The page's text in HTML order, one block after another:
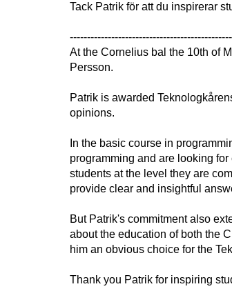
Tack Patrik för att du inspirerar
At the Cornelius bal the 10th of
Persson.
Patrik is awarded
opinions.
In the basic course in
programming and are looking
students at the level they are
provide clear and insightful
But Patrik's commitment also
about the education of both the
him an obvious choice for the
Thank you Patrik for inspiring